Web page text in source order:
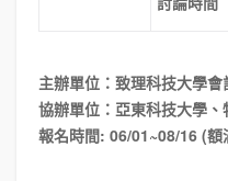
主辦單位：致理科技大學會
協辦單位：亞東科技大學
報名時間: 06/01~08/16 (額